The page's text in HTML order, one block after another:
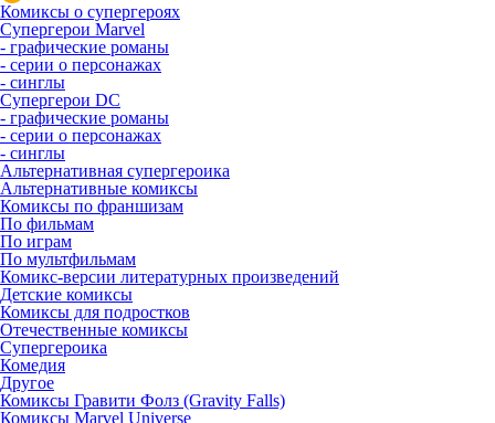
Комиксы о супергероях
Супергерои Marvel
- графические романы
- серии о персонажах
- синглы
Супергерои DC
- графические романы
- серии о персонажах
- синглы
Альтернативная супергероика
Альтернативные комиксы
Комиксы по франшизам
По фильмам
По играм
По мультфильмам
Комикс-версии литературных произведений
Детские комиксы
Комиксы для подростков
Отечественные комиксы
Супергероика
Комедия
Другое
Комиксы Гравити Фолз (Gravity Falls)
Комиксы Marvel Universe